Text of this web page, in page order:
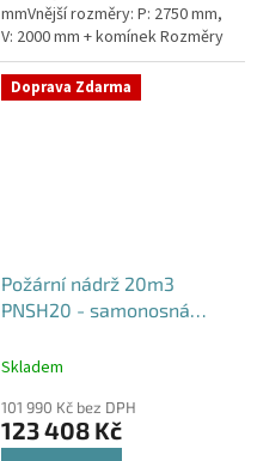
mmVnější rozměry: P: 2750 mm,
V: 2000 mm + komínek Rozměry
nádrže možno jakkoliv upravit -
vyrobíme nádrž na...
Doprava Zdarma
Požární nádrž 20m3
PNSH20 - samonosná
Skladem
101 990 Kč bez DPH
123 408 Kč